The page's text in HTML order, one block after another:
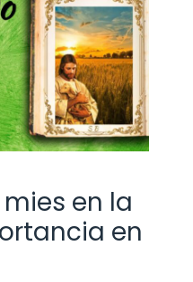
en la
en